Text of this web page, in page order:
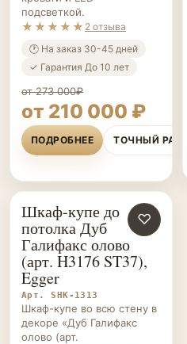
подсветкой.
★★★★★ 2 отзыва
🕐 На заказ 30-45 дней
✓ Гарантия До 10 лет
от 273 000₽
от 210 000 ₽
ПОДРОБНЕЕ ТОЧНЫЙ
ШКАФЫ НА ЗАКАЗ ♡
Шкаф-купе до
потолка Дуб
Галифакс олово
(арт. H3176 ST37),
Egger
Арт. SHK-1313
Шкаф-купе во всю стену в
декоре «Дуб Галифакс
олово (арт.